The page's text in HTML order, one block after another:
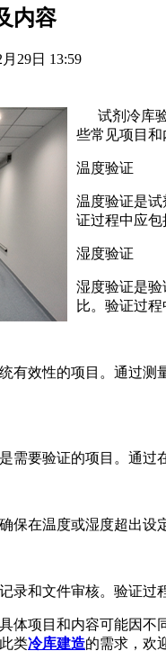
内容
29日 13:59
试剂冷库
些常见项目和
温度验证
温度验证是
证过程中应包
湿度验证
湿度验证是
比。验证过
有效性的项目。通过
需要验证的项目。通过
保在温度或湿度超出设
录和文件审核。验证过
体项目和内容可能因
类冷库建造的需求，欢